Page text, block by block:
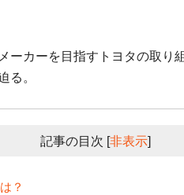
ーカーを目指すトヨタの取り
る。
記事の目次 [非表示]
？